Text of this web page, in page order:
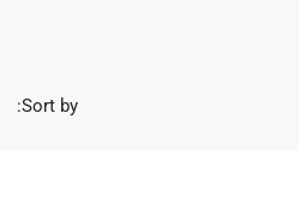
Sort by: